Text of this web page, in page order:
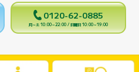
0120-62-0885
月～土 10:00～22:00 / 日曜日 10:00～19:00